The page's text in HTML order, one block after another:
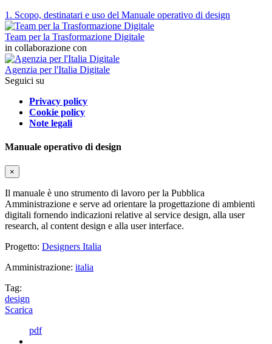
1. Scopo, destinatari e uso del Manuale operativo di design
Team per la Trasformazione Digitale
in collaborazione con
Agenzia per l'Italia Digitale
Seguici su
Privacy policy
Cookie policy
Note legali
Manuale operativo di design
×
Il manuale è uno strumento di lavoro per la Pubblica
Amministrazione e serve ad orientare la progettazione di ambienti
digitali fornendo indicazioni relative al service design, alla user
research, al content design e alla user interface.
Progetto: Designers Italia
Amministrazione: italia
Tag:
design
Scarica
pdf